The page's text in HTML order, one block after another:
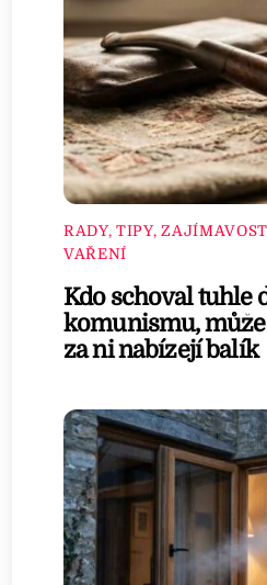
RADY, TIPY,
VAŘENÍ
Kdo schoval tuhle
komunismu, může
za ni nabízejí balík